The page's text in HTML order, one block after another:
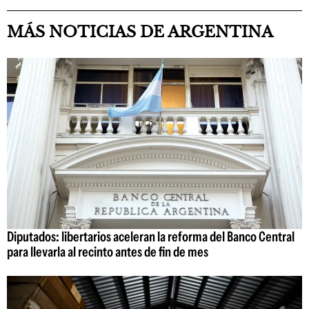
MÁS NOTICIAS DE ARGENTINA
Diputados: libertarios aceleran la reforma del Banco Central
para llevarla al recinto antes de fin de mes